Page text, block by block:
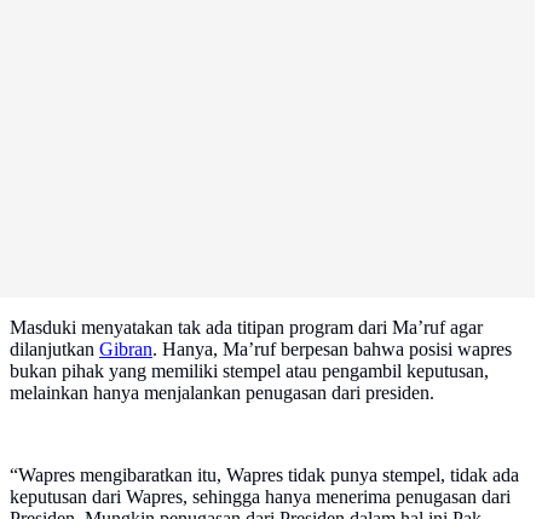
Masduki menyatakan tak ada titipan program dari Ma’ruf agar
dilanjutkan Gibran. Hanya, Ma’ruf berpesan bahwa posisi wapres
bukan pihak yang memiliki stempel atau pengambil keputusan,
melainkan hanya menjalankan penugasan dari presiden.
“Wapres mengibaratkan itu, Wapres tidak punya stempel, tidak ada
keputusan dari Wapres, sehingga hanya menerima penugasan dari